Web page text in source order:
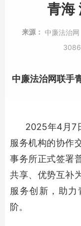
青海
来源： 中廉法治网
中廉法治网联手
2025年4月7日
服务机构的协作
事务所正式签署
共享、优势互补
服务创新，助
阶。